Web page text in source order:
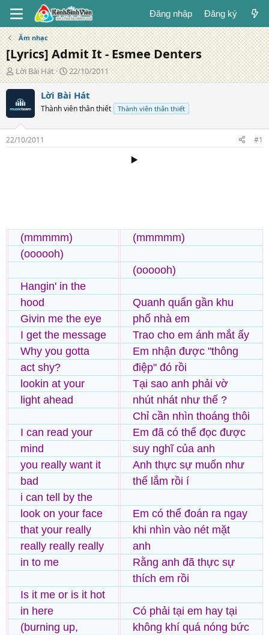
Đăng nhập Đăng ký
Âm nhạc
[Lyrics] Admit It - Esmee Denters
T
á
c
g
i
ả
Lời Bài Hát
N
g
à
y
đ
g
22/10/2011
Lời Bài Hát
Thành viên thân thiết Thành viên thân thiết
22/10/2011 #1
▶️
(mmmmm)
(oooooh)
Hangin' in the
hood
Givin me the eye
I get the message
Why you gotta
act shy?
lookin at your
light ahead
I can read your
mind
you really want it
bad
i can tell by the
look on your face
that your really
really really really
in to me
Is it me or is it hot
in here
(burning up,
(mmmmm)
(oooooh)
Quanh quẩn gần khu
phố nhà em
Trao cho em ánh mắt ấy
Em nhận được "thông
điệp" đó rồi
Tại sao anh phải vờ
nhút nhát như thế ?
Chỉ cần nhìn thoáng thôi
Em đã có thể đọc được
suy nghĩ của anh
Anh thực sự muốn như
thế lắm rồi í
Em có thể đoán ra ngay
khi nhìn vào nét mặt
anh
Rằng anh đã thực sự
thích em rồi
Có phải tại em hay tại
không khí quá nóng bức